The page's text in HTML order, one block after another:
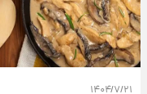
۱۴۰۴/۷/۲۱